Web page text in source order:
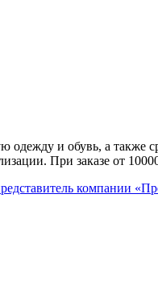
одежду и обувь, а
При заказе от
компании